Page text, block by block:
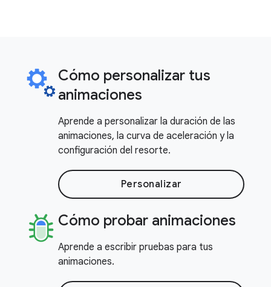
Cómo personalizar tus
animaciones
Aprende a personalizar la duración de las
animaciones, la curva de aceleración y la
configuración del resorte.
Personalizar
Cómo probar animaciones
Aprende a escribir pruebas para tus
animaciones.